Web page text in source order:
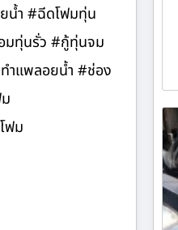
น้ำ #ฉีดโฟมทุ่น
มทุ่นรั่ว #กู้ทุ่นจม
ำแพลอยน้ำ #ช่อง
ฟม